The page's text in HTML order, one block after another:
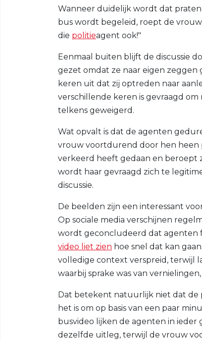
Wanneer duidelijk wordt dat
bus wordt begeleid, roept de vrouw
die politieagent ook!"
Eenmaal buiten blijft de discussie
gezet omdat ze naar eigen
keren uit dat zij optreden naar
verschillende keren is gevraagd
telkens geweigerd.
Wat opvalt is dat de agenten
vrouw voortdurend door hen heen
verkeerd heeft gedaan en beroept
wordt haar gevraagd zich te
discussie.
De beelden zijn een interessant
Op sociale media verschijnen
wordt geconcludeerd dat agenten
video liet zien hoe snel dat kan
volledige context verspreid, terwijl
waarbij sprake was van
Dat betekent natuurlijk niet dat de
het is om op basis van een paar
busvideo lijken de agenten in ieder
dezelfde uitleg, terwijl de vrouw